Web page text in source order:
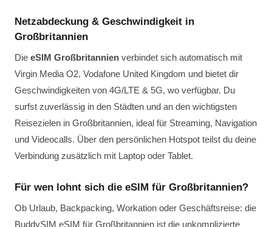
Netzabdeckung & Geschwindigkeit in
Großbritannien
Die eSIM Großbritannien verbindet sich automatisch mit
Virgin Media O2, Vodafone United Kingdom und bietet dir
Geschwindigkeiten von 4G/LTE & 5G, wo verfügbar. Du
surfst zuverlässig in den Städten und an den wichtigsten
Reisezielen in Großbritannien, ideal für Streaming, Navigation
und Videocalls. Über den persönlichen Hotspot teilst du deine
Verbindung zusätzlich mit Laptop oder Tablet.
Für wen lohnt sich die eSIM für Großbritannien?
Ob Urlaub, Backpacking, Workation oder Geschäftsreise: die
BuddySIM eSIM für Großbritannien ist die unkomplizierte